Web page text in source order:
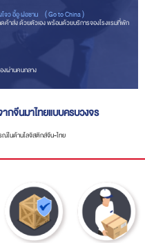
โจว อี้อู ฝอซาน （Go to China）
ค้าส่ง ด้วยตัวเอง พร้อมด้วยบริการจองโรงแรมที่พัก
งผ่านคนกลาง
กจีนมาไทยแบบครบวงจร
ในด้านโลจิสติกส์จีน-ไทย